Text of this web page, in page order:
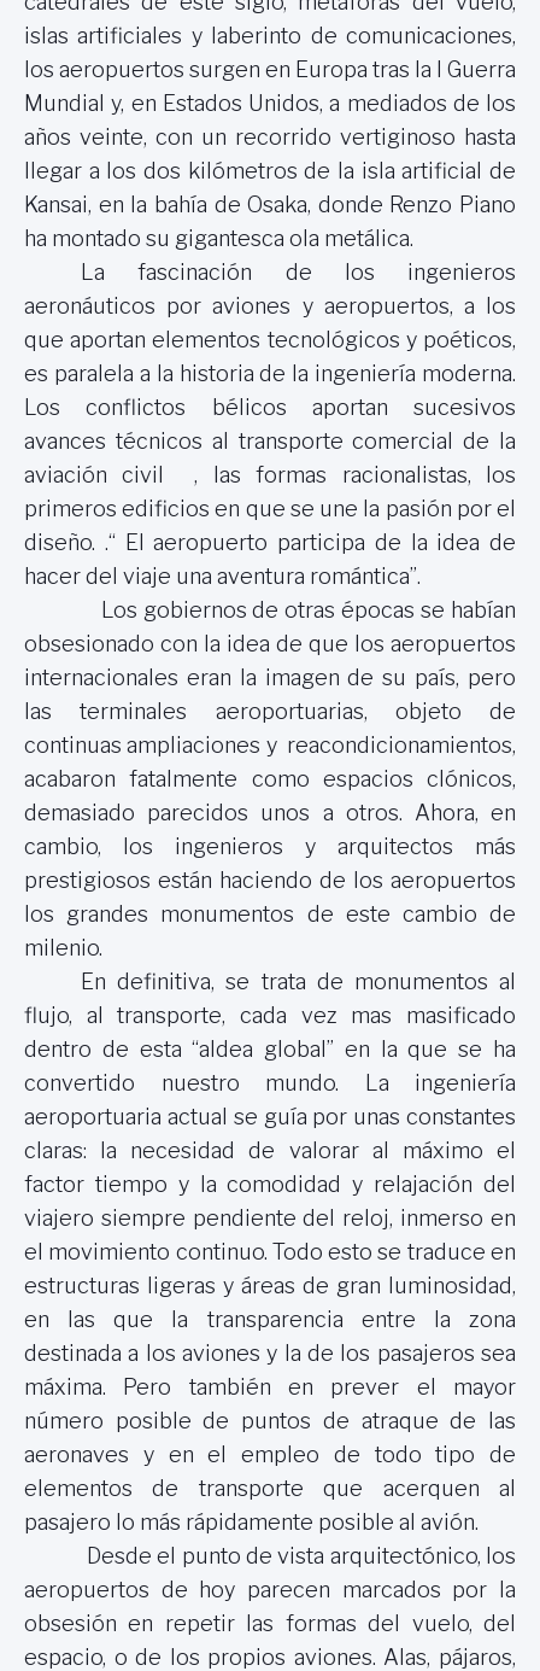
islas artificiales y laberinto de comunicaciones,
los aeropuertos surgen en Europa tras la I Guerra
Mundial y, en Estados Unidos, a mediados de los
años veinte, con un recorrido vertiginoso hasta
llegar a los dos kilómetros de la isla artificial de
Kansai, en la bahía de Osaka, donde Renzo Piano
ha montado su gigantesca ola metálica.
La fascinación de los ingenieros
aeronáuticos por aviones y aeropuertos, a los
que aportan elementos tecnológicos y poéticos,
es paralela a la historia de la ingeniería moderna.
Los conflictos bélicos aportan sucesivos
avances técnicos al transporte comercial de la
aviación civil , las formas racionalistas, los
primeros edificios en que se une la pasión por el
diseño. .“ El aeropuerto participa de la idea de
hacer del viaje una aventura romántica”.
Los gobiernos de otras épocas se habían
obsesionado con la idea de que los aeropuertos
internacionales eran la imagen de su país, pero
las terminales aeroportuarias, objeto de
continuas ampliaciones y reacondicionamientos,
acabaron fatalmente como espacios clónicos,
demasiado parecidos unos a otros. Ahora, en
cambio, los ingenieros y arquitectos más
prestigiosos están haciendo de los aeropuertos
los grandes monumentos de este cambio de
milenio.
En definitiva, se trata de monumentos al
flujo, al transporte, cada vez mas masificado
dentro de esta “aldea global” en la que se ha
convertido nuestro mundo. La ingeniería
aeroportuaria actual se guía por unas constantes
claras: la necesidad de valorar al máximo el
factor tiempo y la comodidad y relajación del
viajero siempre pendiente del reloj, inmerso en
el movimiento continuo. Todo esto se traduce en
estructuras ligeras y áreas de gran luminosidad,
en las que la transparencia entre la zona
destinada a los aviones y la de los pasajeros sea
máxima. Pero también en prever el mayor
número posible de puntos de atraque de las
aeronaves y en el empleo de todo tipo de
elementos de transporte que acerquen al
pasajero lo más rápidamente posible al avión.
Desde el punto de vista arquitectónico, los
aeropuertos de hoy parecen marcados por la
obsesión en repetir las formas del vuelo, del
espacio, o de los propios aviones. Alas, pájaros,